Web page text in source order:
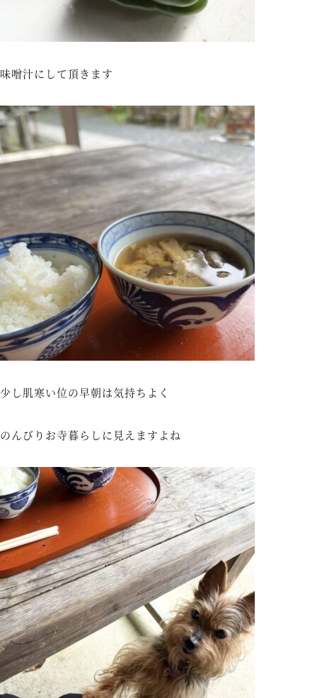
味噌汁にして頂きます
少し肌寒い位の早朝は気持ちよく
のんびりお寺暮らしに見えますよね